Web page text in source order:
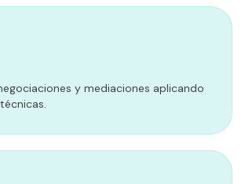
y mediaciones aplicando